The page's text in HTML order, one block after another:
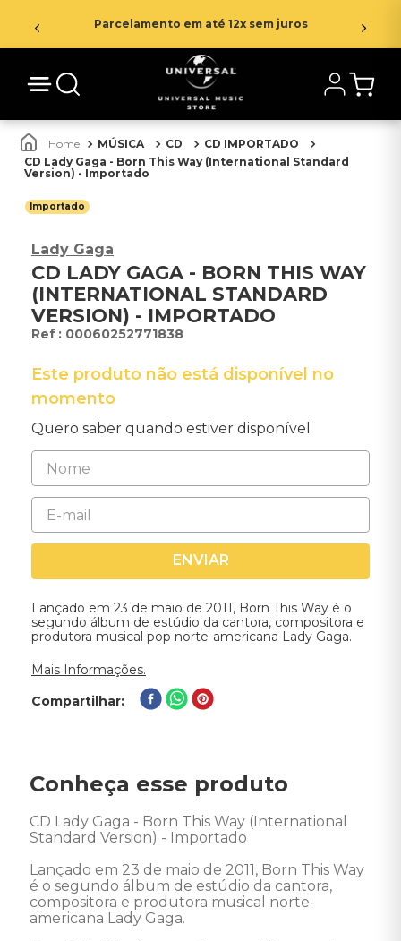
Parcelamento em até 12x sem juros
MÚSICA CD
CD IMPORTADO
CD Lady Gaga - Born This Way (International Standard
Version) - Importado
Importado
Lady Gaga
CD LADY GAGA - BORN THIS WAY
(INTERNATIONAL STANDARD
VERSION) - IMPORTADO
: 00060252771838
Este produto não está disponível no
momento
Quero saber quando estiver disponível
ENVIAR
Lançado em 23 de maio de 2011, Born This Way é o
segundo álbum de estúdio da cantora, compositora e
produtora musical pop norte-americana Lady Gaga.
Mais Informações.
Compartilhar
Conheça esse produto
CD Lady Gaga - Born This Way (International
Standard Version) - Importado
Lançado em 23 de maio de 2011, Born This Way
é o segundo álbum de estúdio da cantora,
compositora e produtora musical norte-
americana Lady Gaga.